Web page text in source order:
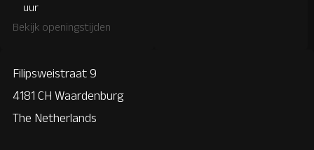
uur
Bekijk openingstijden
Filipsweistraat 9
4181 CH Waardenburg
The Netherlands